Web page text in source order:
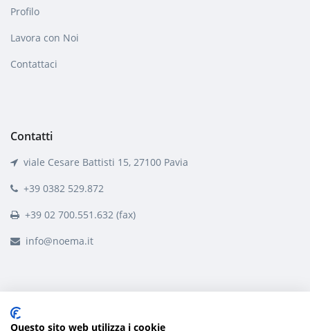
Profilo
Lavora con Noi
Contattaci
Contatti
viale Cesare Battisti 15, 27100 Pavia
+39 0382 529.872
+39 02 700.551.632 (fax)
info@noema.it
Questo sito web utilizza i cookie